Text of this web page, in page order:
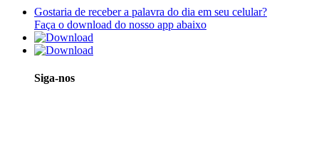
Gostaria de receber a palavra do dia em seu celular?
Faça o download do nosso app abaixo
Siga-nos